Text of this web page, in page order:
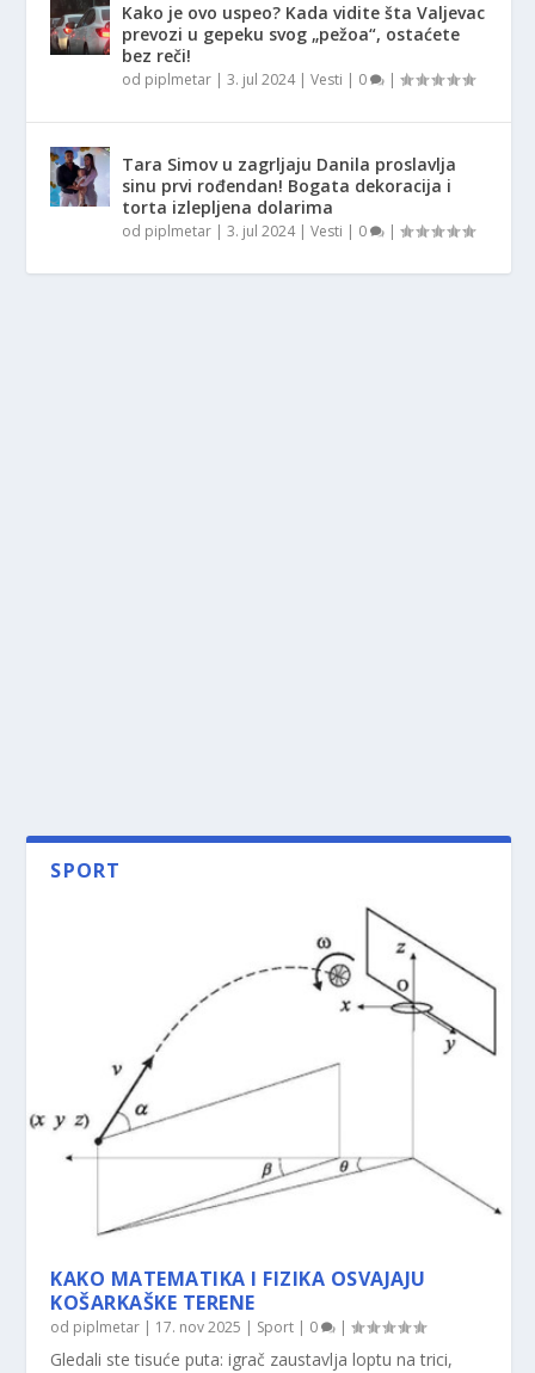
Kako je ovo uspeo? Kada vidite šta Valjevac
prevozi u gepeku svog „pežoa“, ostaćete
bez reči!
od piplmetar |3. jul 2024|Vesti | 0 |
Tara Simov u zagrljaju Danila proslavlja
sinu prvi rođendan! Bogata dekoracija i
torta izlepljena dolarima
od piplmetar |3. jul 2024|Vesti | 0 |
SPORT
KAKO MATEMATIKA I FIZIKA OSVAJAJU
KOŠARKAŠKE TERENE
od piplmetar | 17. nov 2025 | Sport | 0 |
Gledali ste tisuće puta: igrač zaustavlja loptu na trici,